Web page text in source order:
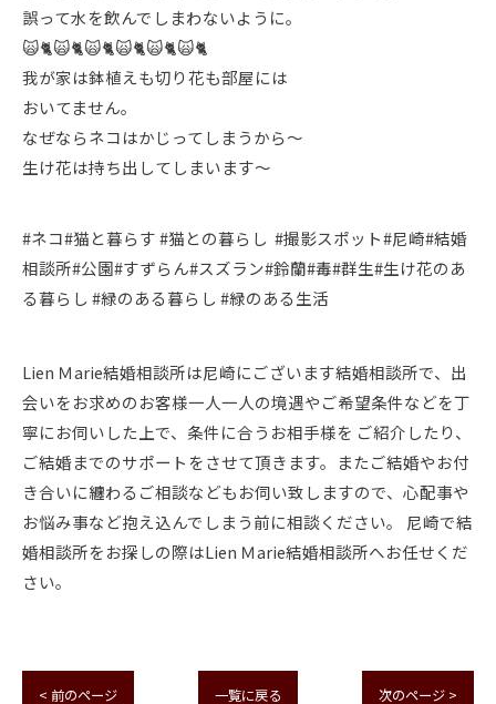
誤って水を飲んでしまわないように。
🙀🐈🙀🐈🙀🐈🙀🐈🙀🐈🙀🐈
我が家は鉢植えも切り花も部屋には
おいてません。
なぜならネコはかじってしまうから～
生け花は持ち出してしまいます～
#ネコ#猫と暮らす #猫との暮らし #撮影スポット#尼崎#結婚
相談所#公園#すずらん#スズラン#鈴蘭#毒#群生#生け花のあ
る暮らし #緑のある暮らし #緑のある生活
Lien Ｍarie結婚相談所は尼崎にございます結婚相談所で、出
会いをお求めのお客様一人一人の境遇やご希望条件などを丁
寧にお伺いした上で、条件に合うお相手様を ご紹介したり、
ご結婚までのサポートをさせて頂きます。またご結婚やお付
き合いに纏わるご相談などもお伺い致しますので、心配事や
お悩み事など抱え込んでしまう前に相談ください。 尼崎で結
婚相談所をお探しの際はLien Ｍarie結婚相談所へお任せくだ
さい。
< 前のページ 一覧に戻る 次のページ >